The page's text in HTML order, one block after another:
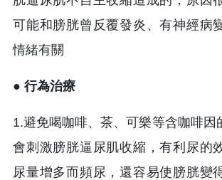
可能和膀胱曾反覆發炎、有神經病
情緒有關
● 行為治療
1.避免喝咖啡、茶、可樂等含咖啡因
會刺激膀胱逼尿肌收縮，有利尿的
尿量增多而頻尿，還容易使膀胱變